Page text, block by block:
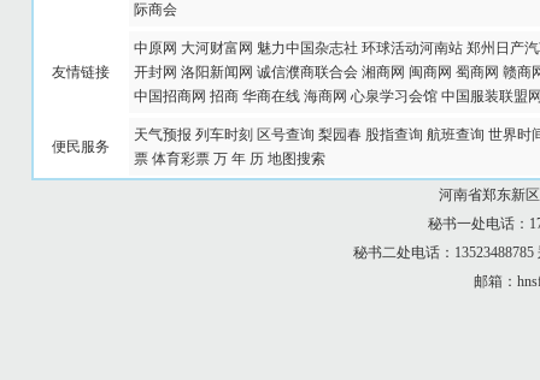
际商会
友情链接
中原网 大河财富网 魅力中国杂志社 环球活动河南站 郑州日产
开封网 洛阳新闻网 诚信濮商联合会 湘商网 闽商网 蜀商网 赣商
中国招商网 招商 华商在线 海商网 心泉学习会馆 中国服装联盟
便民服务
天气预报 列车时刻 区号查询 梨园春 股指查询 航班查询 世界时
票 体育彩票 万 年 历 地图搜索
河南省郑东新
秘书一处电话：
秘书二处电话：
邮箱：